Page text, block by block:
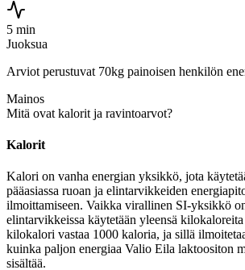
5 min
Juoksua
Arviot perustuvat 70kg painoisen henkilön
Mainos
Mitä ovat kalorit ja ravintoarvot?
Kalorit
Kalori on vanha energian yksikkö, jota
pääasiassa ruoan ja elintarvikkeiden
ilmoittamiseen. Vaikka virallinen SI-yksikkö
elintarvikkeissa käytetään yleensä
kilokalori vastaa 1000 kaloria, ja sillä
kuinka paljon energiaa Valio Eila laktoositon
sisältää.